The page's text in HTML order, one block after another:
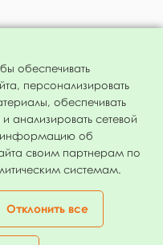
соглашаюсь с
обеспечивать
персонализировать
обеспечивать
анализировать сетевой
информацию об
своим партнерам по
системам.
Отклонить все